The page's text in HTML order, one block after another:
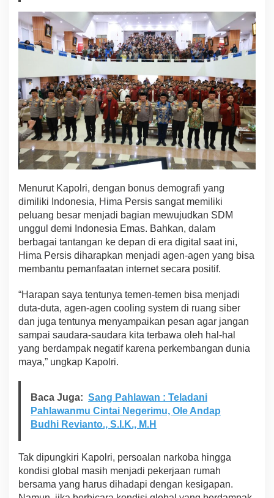
u
d
k
a
I
n
d
o
n
e
i
a
m
a
s
2
4
5
Menurut Kapolri, dengan bonus demografi yang
dimiliki Indonesia, Hima Persis sangat memiliki
peluang besar menjadi bagian mewujudkan SDM
unggul demi Indonesia Emas. Bahkan, dalam
berbagai tantangan ke depan di era digital saat ini,
Hima Persis diharapkan menjadi agen-agen yang bisa
membantu pemanfaatan internet secara positif.
“Harapan saya tentunya temen-temen bisa menjadi
duta-duta, agen-agen cooling system di ruang siber
dan juga tentunya menyampaikan pesan agar jangan
sampai saudara-saudara kita terbawa oleh hal-hal
yang berdampak negatif karena perkembangan dunia
maya,” ungkap Kapolri.
Baca Juga: Sang Pahlawan : Teladani
Pahlawanmu Cintai Negerimu, Ole Andap
Budhi Revianto., S.I.K., M.H
Tak dipungkiri Kapolri, persoalan narkoba hingga
kondisi global masih menjadi pekerjaan rumah
bersama yang harus dihadapi dengan kesigapan.